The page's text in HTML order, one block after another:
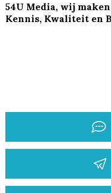
54U Media, wij
Kennis, Kwaliteit en